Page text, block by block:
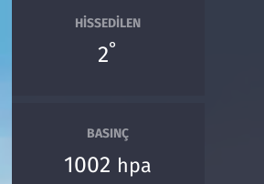
HISSEDILEN
2°
BASINÇ
1002 hpa